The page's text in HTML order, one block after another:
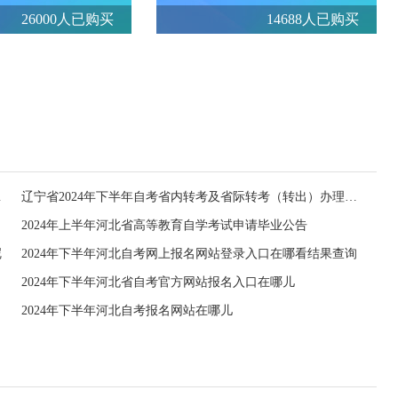
26000人已购买 14688人已购买
公告 辽宁省2024年下半年自考省内转考及省际转考（转出）办理须知
2024年上半年河北省高等教育自学考试申请毕业公告
2024年下半年河北自考网上报名网站登录入口在哪看结果查询
2024年下半年河北省自考官方网站报名入口在哪儿
2024年下半年河北自考报名网站在哪儿